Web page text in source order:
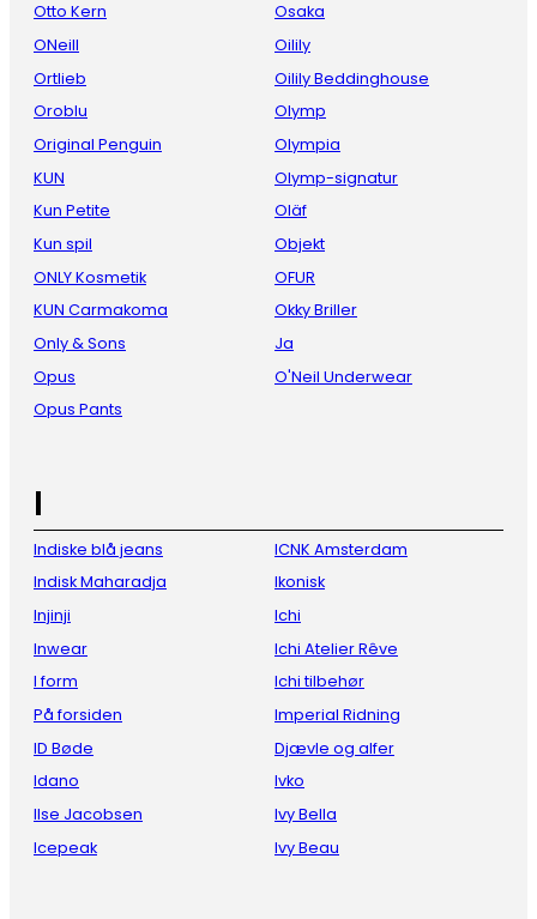
Otto Kern
ONeill
Ortlieb
Oroblu
Original Penguin
KUN
Kun Petite
Kun spil
ONLY Kosmetik
KUN Carmakoma
Only & Sons
Opus
Opus Pants
Osaka
Oilily
Oilily Beddinghouse
Olymp
Olympia
Olymp-signatur
Oläf
Objekt
OFUR
Okky Briller
Ja
O'Neil Underwear
I
Indiske blå jeans
Indisk Maharadja
Injinji
Inwear
I form
På forsiden
ID Bøde
Idano
Ilse Jacobsen
Icepeak
ICNK Amsterdam
Ikonisk
Ichi
Ichi Atelier Rêve
Ichi tilbehør
Imperial Ridning
Djævle og alfer
Ivko
Ivy Bella
Ivy Beau